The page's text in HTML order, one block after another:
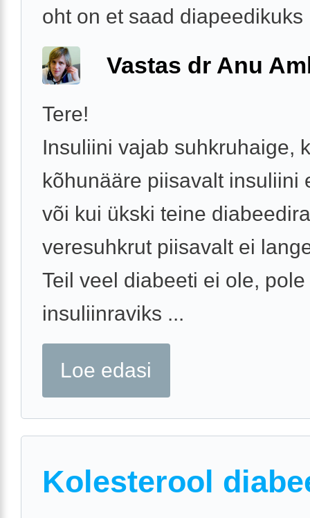
oht on et saad diapeedikuks
Vastas dr Anu
Tere!
Insuliini vajab suhkruhaige,
kõhunääre piisavalt insuliini
või kui ükski teine
veresuhkrut piisavalt ei
Teil veel diabeeti ei ole, pole
insuliinraviks ...
Loe edasi
Kolesterool